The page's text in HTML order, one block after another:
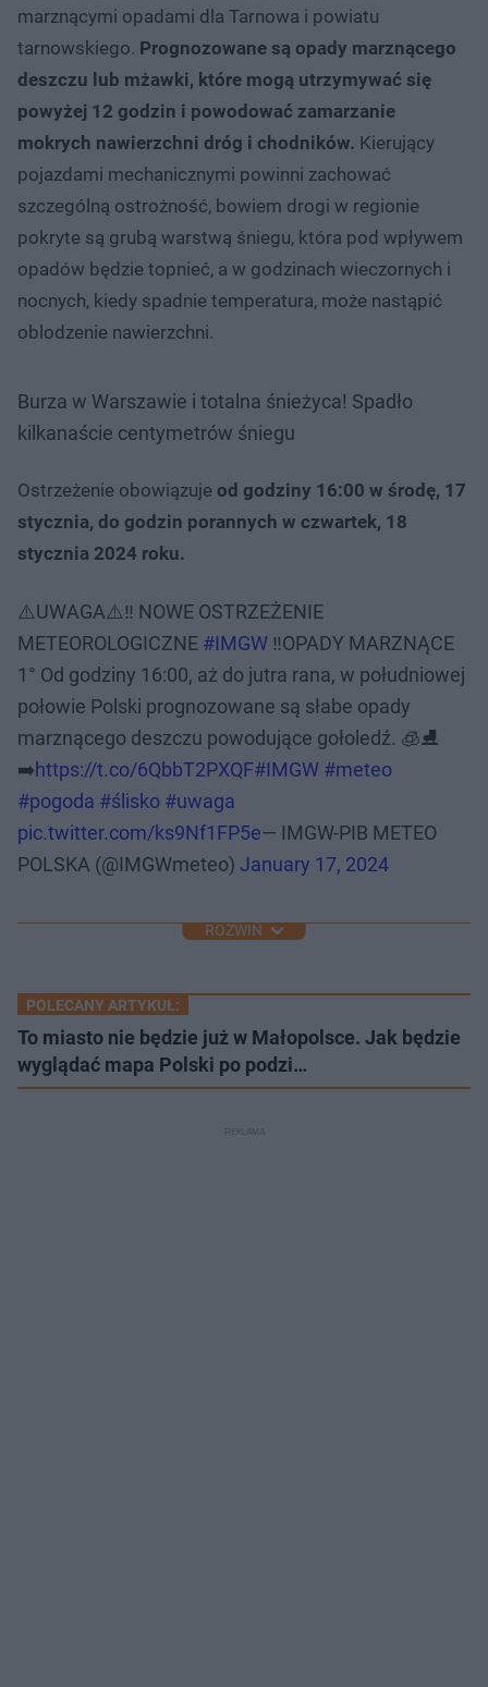
marznącymi opadami dla Tarnowa i powiatu
tarnowskiego. Prognozowane są opady marznącego
deszczu lub mżawki, które mogą utrzymywać się
powyżej 12 godzin i powodować zamarzanie
mokrych nawierzchni dróg i chodników. Kierujący
pojazdami mechanicznymi powinni zachować
szczególną ostrożność, bowiem drogi w regionie
pokryte są grubą warstwą śniegu, która pod wpływem
opadów będzie topnieć, a w godzinach wieczornych i
nocnych, kiedy spadnie temperatura, może nastąpić
oblodzenie nawierzchni.
Burza w Warszawie i totalna śnieżyca! Spadło
kilkanaście centymetrów śniegu
Ostrzeżenie obowiązuje od godziny 16:00 w środę, 17
stycznia, do godzin porannych w czwartek, 18
stycznia 2024 roku.
⚠️UWAGA⚠️‼️ NOWE OSTRZEŻENIE
METEOROLOGICZNE #IMGW ‼️OPADY MARZNĄCE
1° Od godziny 16:00, aż do jutra rana, w południowej
połowie Polski prognozowane są słabe opady
marznącego deszczu powodujące gołoledź. 🧊⛸️
➡️https://t.co/6QbbT2PXQF#IMGW #meteo
#pogoda #ślisko #uwaga
pic.twitter.com/ks9Nf1FP5e— IMGW-PIB METEO
POLSKA (@IMGWmeteo) January 17, 2024
ROZWIŃ
POLECANY ARTYKUŁ:
To miasto nie będzie już w Małopolsce. Jak będzie
wyglądać mapa Polski po podzi…